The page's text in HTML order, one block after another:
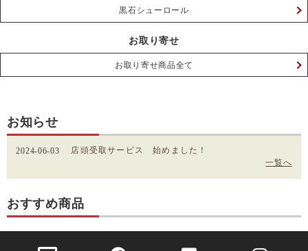
黒石シューロール
お取り寄せ
お取り寄せ商品全て
お知らせ
2024-06-03
店頭受取サービス 始めました！
一覧へ
おすすめ商品